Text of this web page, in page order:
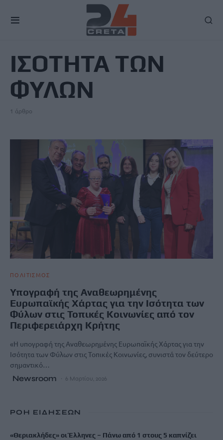
ΙΣΟΤΗΤΑ ΤΩΝ
ΦΥΛΩΝ
1 άρθρο
ΠΟΛΙΤΙΣΜΟΣ
Υπογραφή της Αναθεωρημένης
Ευρωπαϊκής Χάρτας για την Ισότητα των
Φύλων στις Τοπικές Κοινωνίες από τον
Περιφερειάρχη Κρήτης
«Η υπογραφή της Αναθεωρημένης Ευρωπαϊκής Χάρτας για την
Ισότητα των Φύλων στις Τοπικές Κοινωνίες, συνιστά τον δεύτερο
σημαντικό…
Newsroom 6 Μαρτίου, 2026
ΡΟΗ ΕΙΔΗΣΕΩΝ
«Θεριακλήδες» οι Έλληνες – Πάνω από 1 στους 5 καπνίζει